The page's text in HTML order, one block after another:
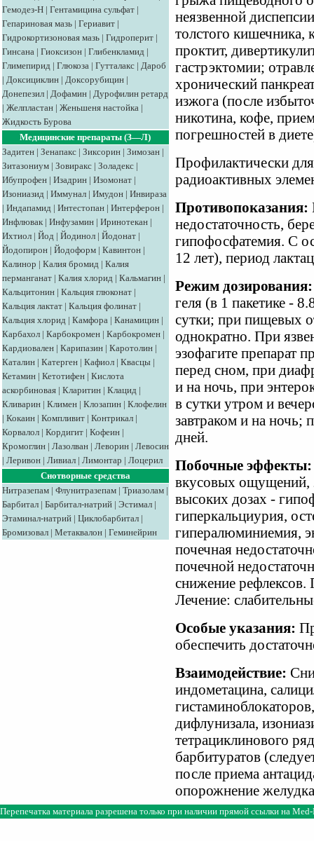
Гемодез-Н | Гентамицина сульфат |
Гепариновая мазь | Гериавит |
Гидрокортизоновая мазь | Гидроперит |
Гинсана | Гиоксизон | Глибенкламид |
Глимепирид | Глюкоза | Гутталакс | Дароб
| Доксициклин | Доксорубицин |
Донепезил | Дофамин | Дурофилин ретард
| Желпластан | Женьшеня настойка |
Жидкость Бурова
Медицинские препараты (З—Л)
Задитен | Зенапакс | Зиксорин | Зимозан |
Зитазониум | Зовиракс | Золадекс |
Ибупрофен | Изадрин | Изомонат |
Изониазид | Иммунал | Имудон | Инвираза
| Индапамид | Интестопан | Интерферон |
Инфлювак | Инфузамин | Иринотекан |
Ихтиол | Йод | Йодинол | Йодонат |
Йодопирон | Йодоформ | Кавинтон |
Калинор | Калия бромид | Калия
перманганат | Калия хлорид | Кальмагин |
Кальцитонин | Кальция глюконат |
Кальция лактат | Кальция фолинат |
Кальция хлорид | Камфора | Канамицин |
Карбахол | Карбокромен | Карбокромен |
Кардиовален | Карипазин | Каротолин |
Каталин | Катерген | Кафиол | Квасцы |
Кетамин | Кетотифен | Кислота
аскорбиновая | Кларитин | Клацид |
Кливарин | Климен | Клозапин | Клофелин
| Кокаин | Компливит | Контрикал |
Корвалол | Кордигит | Кофеин |
Кромоглин | Лазолван | Леворин | Левосин
| Леривон | Ливиал | Лимонтар | Лоцерил
Снотворные средства
Нитразепам | Флунитразепам | Триазолам |
Барбитал | Барбитал-натрий | Эстимал |
Этаминал-натрий | Циклобарбитал |
Бромизовал | Метаквалон | Геминейрин
неязвенной
толстого кишечника,
проктит,
гастрэктомии;
хронический
изжога (после
никотина, кофе,
погрешностей в
Профилактически
радиоактивных
Противопоказания:
недостаточность,
гипофосфатемия. С
12 лет), период
Режим дозирования:
геля (в 1 пакетике -
сутки; при пищевых
однократно. При
эзофагите препарат
перед сном, при
и на ночь, при
в сутки утром и
завтраком и на ночь;
дней.
Побочные эффекты:
вкусовых ощущений,
высоких дозах -
гиперкальциурия,
гипералюминиемия,
почечная
почечной
снижение
Лечение:
Особые указания:
обеспечить
Взаимодействие:
индометацина,
дифлунизала,
тетрациклинового
барбитуратов
после приема
опорожнение
Перепечатка материала разрешена только при наличии прямой ссылки на